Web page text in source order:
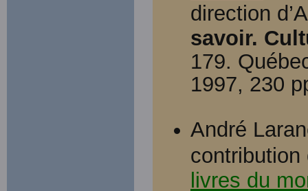
direction
savoir.
179.
1997, 230
André
contribution
livres du